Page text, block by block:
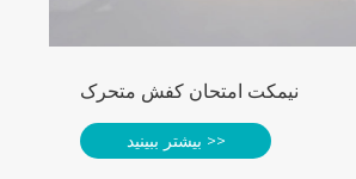
نیمکت امتحان کفش متحرک
بیشتر ببینید >>